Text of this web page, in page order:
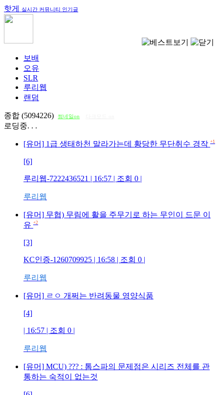
핫게 실시간 커뮤니티 인기글
보배
오유
SLR
루리웹
랜덤
종합 (5094226) 썸네일on
로딩중. . .
[유머] 1급 생태하천 말라가는데 황당한 무단취수 경작 +1
[6]
루리웹-7222436521 | 16:57 | 조회 0 |
루리웹
[유머] 무협) 무림에 활을 주무기로 하는 무인이 드문 이
유 +2
[3]
KC인증-1260709925 | 16:58 | 조회 0 |
루리웹
[유머] ㄹㅇ 개쩌는 반려동물 영양식품
[4]
| 16:57 | 조회 0 |
루리웹
[유머] MCU) ??? : 톰스파의 문제점은 시리즈 전체를 관
통하는 숙적이 없는것